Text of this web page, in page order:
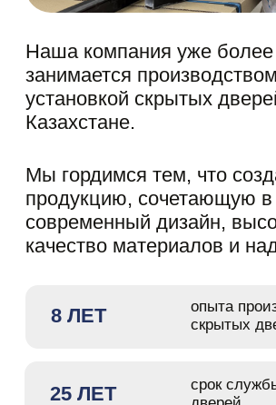
25 ЛЕТ
срок службы наших
дверей
ОТПРАВЛЯЕМ ДВЕРИ
ПО ВСЕМУ